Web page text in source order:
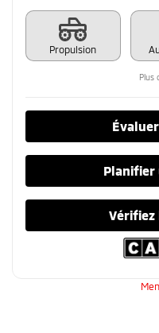
Propulsion
Plus
Planifier